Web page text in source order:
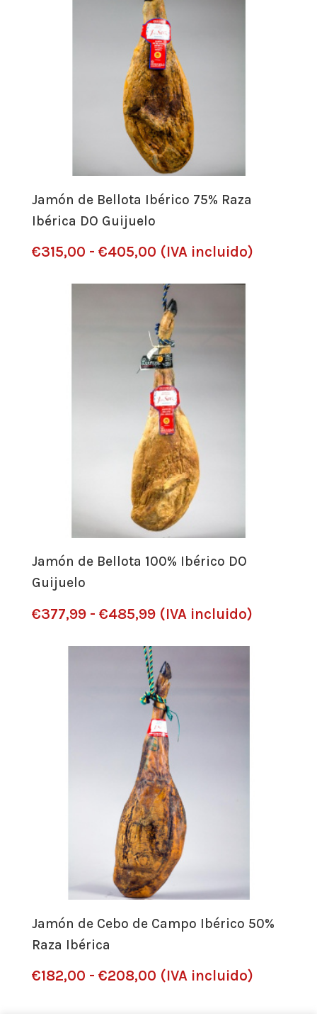
Jamón de Bellota Ibérico 75% Raza
Ibérica DO Guijuelo
€315,00 - €405,00Rango
precios:
desde
€315,00
hasta
€405,00
(IVA incluido)
Jamón de Bellota 100% Ibérico DO
Guijuelo
€377,99 - €485,99Rango
precios:
desde
€377,99
hasta
€485,99
(IVA incluido)
Jamón de Cebo de Campo Ibérico 50%
Raza Ibérica
€182,00 - €208,00Rango
(IVA incluido)